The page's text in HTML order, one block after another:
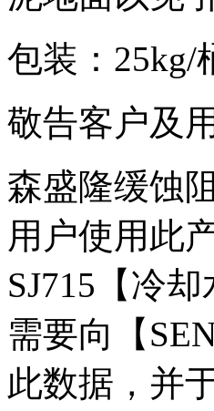
包装：25kg/
敬告客户及
森盛隆缓蚀
用户使用此
SJ715【冷
需要向【
此数据，并